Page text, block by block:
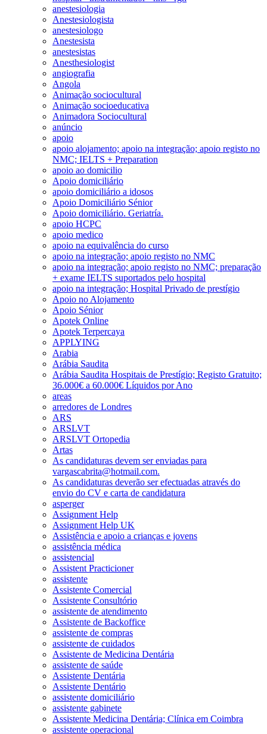
anestesiologia
Anestesiologista
anestesiologo
Anestesista
anestesistas
Anesthesiologist
angiografia
Angola
Animação sociocultural
Animação socioeducativa
Animadora Sociocultural
anúncio
apoio
apoio alojamento; apoio na integração; apoio registo no
NMC; IELTS + Preparation
apoio ao domicilio
Apoio domiciliário
apoio domiciliário a idosos
Apoio Domiciliário Sénior
Apoio domiciliário. Geriatría.
apoio HCPC
apoio medico
apoio na equivalência do curso
apoio na integração; apoio registo no NMC
apoio na integração; apoio registo no NMC; preparação
+ exame IELTS suportados pelo hospital
apoio na integração; Hospital Privado de prestígio
Apoio no Alojamento
Apoio Sénior
Apotek Online
Apotek Terpercaya
APPLYING
Arabia
Arábia Saudita
Arábia Saudita Hospitais de Prestígio; Registo Gratuito;
36.000€ a 60.000€ Líquidos por Ano
areas
arredores de Londres
ARS
ARSLVT
ARSLVT Ortopedia
Artas
As candidaturas devem ser enviadas para
vargascabrita@hotmail.com.
As candidaturas deverão ser efectuadas através do
envio do CV e carta de candidatura
asperger
Assignment Help
Assignment Help UK
Assistência e apoio a crianças e jovens
assistência médica
assistencial
Assistent Practicioner
assistente
Assistente Comercial
Assistente Consultório
assistente de atendimento
Assistente de Backoffice
assistente de compras
assistente de cuidados
Assistente de Medicina Dentária
assistente de saúde
Assistente Dentária
Assistente Dentário
assistente domiciliário
assistente gabinete
Assistente Medicina Dentária; Clínica em Coimbra
assistente operacional